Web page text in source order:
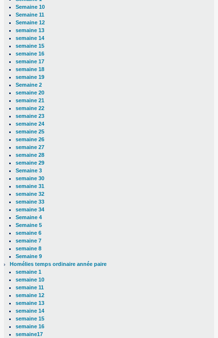
Semaine 10
Semaine 11
Semaine 12
semaine 13
semaine 14
semaine 15
semaine 16
semaine 17
semaine 18
semaine 19
Semaine 2
semaine 20
semaine 21
semaine 22
semaine 23
semaine 24
semaine 25
semaine 26
semaine 27
semaine 28
semaine 29
Semaine 3
semaine 30
semaine 31
semaine 32
semaine 33
semaine 34
Semaine 4
Semaine 5
semaine 6
semaine 7
semaine 8
Semaine 9
Homélies temps ordinaire année paire
semaine 1
semaine 10
semaine 11
semaine 12
semaine 13
semaine 14
semaine 15
semaine 16
semaine17